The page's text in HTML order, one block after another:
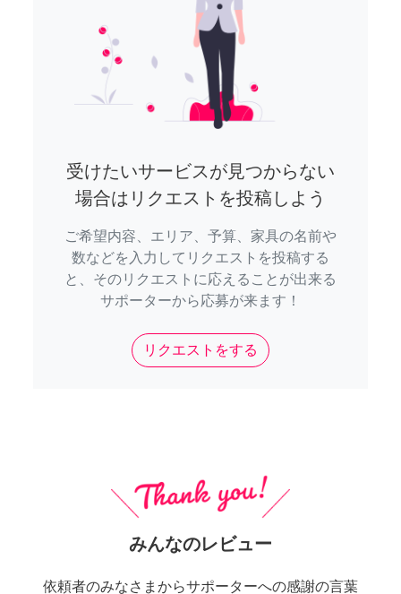
受けたいサービスが見つからない
場合はリクエストを投稿しよう
ご希望内容、エリア、予算、家具の名前や
数などを入力してリクエストを投稿する
と、そのリクエストに応えることが出来る
サポーターから応募が来ます！
リクエストをする
みんなのレビュー
依頼者のみなさまからサポーターへの感謝の言葉